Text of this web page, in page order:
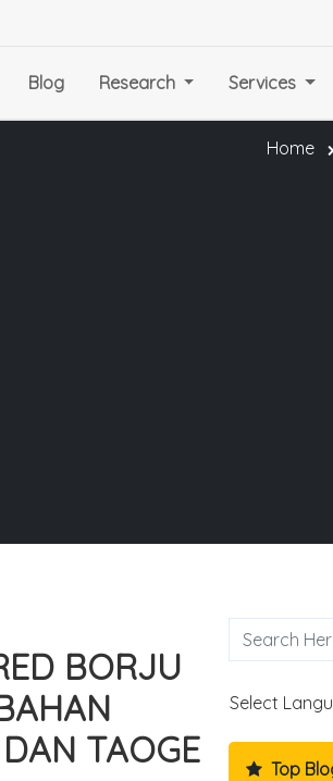
Blog Research Services
Home
BORJU
TAOGE
Select
Top